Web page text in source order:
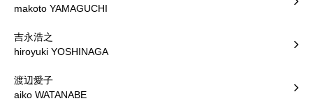
makoto YAMAGUCHI
吉永浩之
hiroyuki YOSHINAGA
渡辺愛子
aiko WATANABE